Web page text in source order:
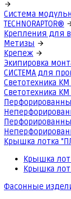
Система
TECHNORAPTOR®
Крепления для
Метизы
Крепеж
Экипировка
СИСТЕМА для
Светотехника КМ
Светотехника КМ
Крышка лотка
Крышка
Крышка
Фасонные